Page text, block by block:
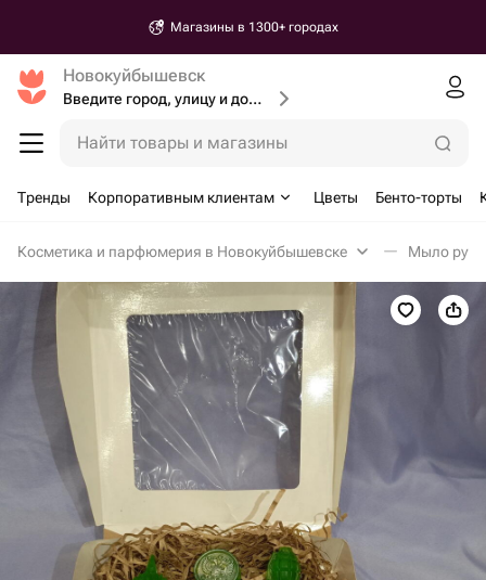
Магазины в 1300+ городах
Новокуйбышевск
Введите город, улицу и дом доставки
Найти товары и магазины
Тренды Корпоративным клиентам Цветы Бенто-торты
Косметика и парфюмерия в Новокуйбышевске Мыло